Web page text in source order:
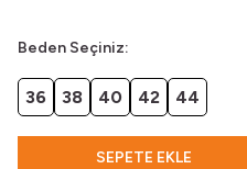
Beden Seçiniz:
36 38 40 42 44
SEPETE EKLE